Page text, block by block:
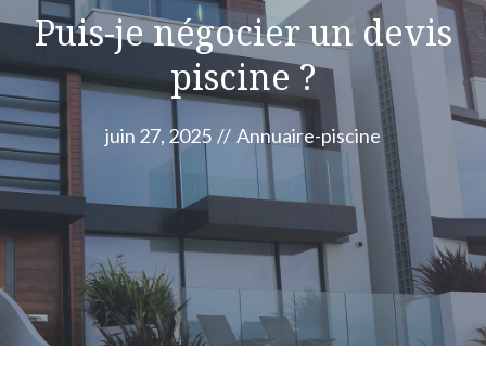
Puis-je négocier un devis
piscine ?
juin 27, 2025 // Annuaire-piscine